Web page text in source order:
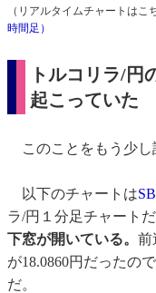
（リアルタイムチャートはこ
時間足）
トルコリラ/円
起こっていた
このことをもう少し
以下のチャートは
ラ/円１分足チャートだ
下窓が開いている。 前
が18.0860円だったので
だ。